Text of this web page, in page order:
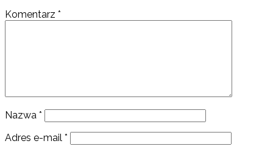
Komentarz *
Nazwa *
Adres e-mail *